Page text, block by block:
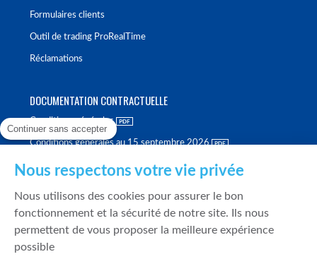
Formulaires clients
Outil de trading ProRealTime
Réclamations
DOCUMENTATION CONTRACTUELLE
Conditions générales
Conditions générales au 15 septembre 2026
Politique de meilleure sélection
Politique de durabilité
Fonds de garantie des dépôts et de résolution
Continuer sans accepter
Nous respectons votre vie privée
Nous utilisons des cookies pour assurer le bon
fonctionnement et la sécurité de notre site. Ils nous
permettent de vous proposer la meilleure expérience
possible